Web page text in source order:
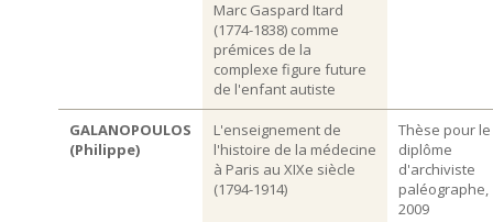
Marc Gaspard Itard
(1774-1838) comme
prémices de la
complexe figure future
de l'enfant autiste
GALANOPOULOS
(Philippe)
L'enseignement de
l'histoire de la médecine
à Paris au XIXe siècle
(1794-1914)
Thèse pour le
diplôme
d'archiviste
paléographe,
2009